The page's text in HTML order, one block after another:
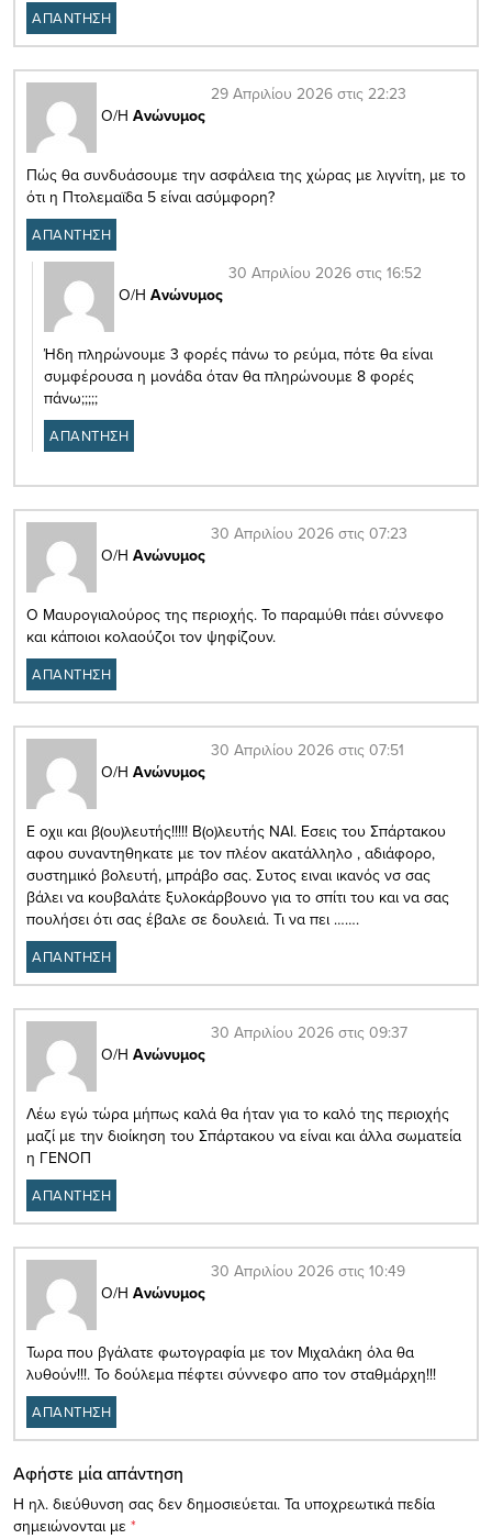
ΑΠΑΝΤΗΣΗ
Ο/Η Ανώνυμος
29 Απριλίου 2026 στις 22:23
Πώς θα συνδυάσουμε την ασφάλεια της χώρας με λιγνίτη, με το
ότι η Πτολεμαϊδα 5 είναι ασύμφορη?
ΑΠΑΝΤΗΣΗ
Ο/Η Ανώνυμος
30 Απριλίου 2026 στις 16:52
Ήδη πληρώνουμε 3 φορές πάνω το ρεύμα, πότε θα είναι
συμφέρουσα η μονάδα όταν θα πληρώνουμε 8 φορές
πάνω;;;;;
ΑΠΑΝΤΗΣΗ
Ο/Η Ανώνυμος
30 Απριλίου 2026 στις 07:23
Ο Μαυρογιαλούρος της περιοχής. Το παραμύθι πάει σύννεφο
και κάποιοι κολαούζοι τον ψηφίζουν.
ΑΠΑΝΤΗΣΗ
Ο/Η Ανώνυμος
30 Απριλίου 2026 στις 07:51
Ε οχιι και β(ου)λευτής!!!!! Β(ο)λευτής ΝΑΙ. Εσεις του Σπάρτακου
αφου συναντηθηκατε με τον πλέον ακατάλληλο , αδιάφορο,
συστημικό βολευτή, μπράβο σας. Συτος ειναι ικανός νσ σας
βάλει να κουβαλάτε ξυλοκάρβουνο για το σπίτι του και να σας
πουλήσει ότι σας έβαλε σε δουλειά. Τι να πει …….
ΑΠΑΝΤΗΣΗ
Ο/Η Ανώνυμος
30 Απριλίου 2026 στις 09:37
Λέω εγώ τώρα μήπως καλά θα ήταν για το καλό της περιοχής
μαζί με την διοίκηση του Σπάρτακου να είναι και άλλα σωματεία
η ΓΕΝΟΠ
ΑΠΑΝΤΗΣΗ
Ο/Η Ανώνυμος
30 Απριλίου 2026 στις 10:49
Τωρα που βγάλατε φωτογραφία με τον Μιχαλάκη όλα θα
λυθούν!!!. Το δούλεμα πέφτει σύννεφο απο τον σταθμάρχη!!!
ΑΠΑΝΤΗΣΗ
Αφήστε μία απάντηση
Η ηλ. διεύθυνση σας δεν δημοσιεύεται. Τα υποχρεωτικά πεδία
σημειώνονται με *